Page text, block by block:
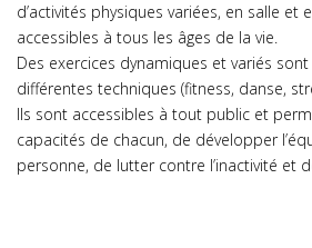
d’activités physiques variées, en salle et
accessibles à tous les âges de la vie.
Des exercices dynamiques et variés
différentes techniques (fitness, danse,
Ils sont accessibles à tout public et
capacités de chacun, de développer
personne, de lutter contre l’inactivité et